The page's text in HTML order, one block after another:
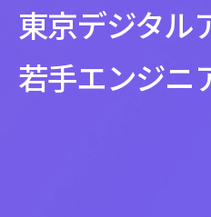
東京デジタル
若手エンジニ